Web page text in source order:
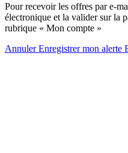
Pour recevoir les offres par e-
électronique et la valider sur la
rubrique « Mon compte »
AnnulerEnregistrer mon alerte